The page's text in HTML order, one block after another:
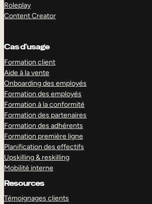
Roleplay
Content Creator
Cas d’usage
Formation client
Aide à la vente
Onboarding des employés
Formation des employés
Formation à la conformité
Formation des partenaires
Formation des adhérents
Formation première ligne
Planification des effectifs
Upskilling & reskilling
Mobilité interne
Resources
Témoignages clients